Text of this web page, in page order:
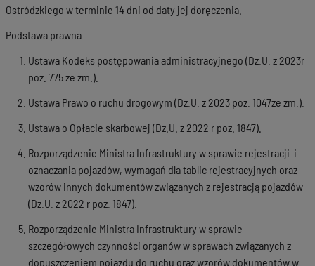
Ostródzkiego w terminie 14 dni od daty jej doręczenia.
Podstawa prawna
Ustawa Kodeks postępowania administracyjnego (Dz.U. z 2023r
poz. 775 ze zm.).
Ustawa Prawo o ruchu drogowym (Dz.U. z 2023 poz. 1047ze zm.).
Ustawa o Opłacie skarbowej (Dz.U. z 2022 r poz. 1847).
Rozporządzenie Ministra Infrastruktury w sprawie rejestracji i
oznaczania pojazdów, wymagań dla tablic rejestracyjnych oraz
wzorów innych dokumentów związanych z rejestracją pojazdów
(Dz.U. z 2022 r poz. 1847).
Rozporządzenie Ministra Infrastruktury w sprawie
szczegółowych czynności organów w sprawach związanych z
dopuszczeniem pojazdu do ruchu oraz wzorów dokumentów w